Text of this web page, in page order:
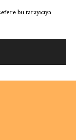
bu tarayıcıya